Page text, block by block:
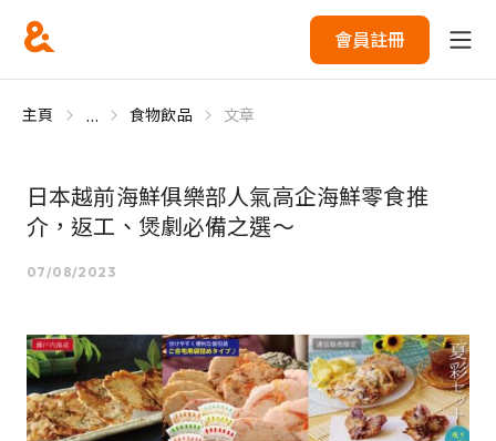
會員註冊
主頁 ... 食物飲品 文章
日本越前海鮮俱樂部人氣高企海鮮零食推
介，返工、煲劇必備之選～
07/08/2023